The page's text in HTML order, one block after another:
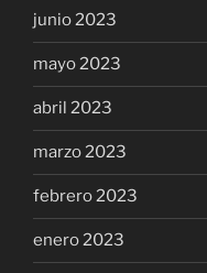
junio 2023
mayo 2023
abril 2023
marzo 2023
febrero 2023
enero 2023